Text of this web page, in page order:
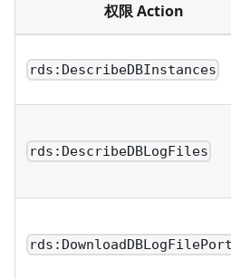
权限 Action
rds:DescribeDBInstances
rds:DescribeDBLogFiles